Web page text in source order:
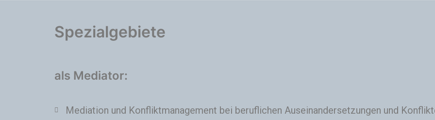
Spezialgebiete
als Mediator:
Mediation und Konfliktmanagement bei beruflichen Auseinandersetzungen und